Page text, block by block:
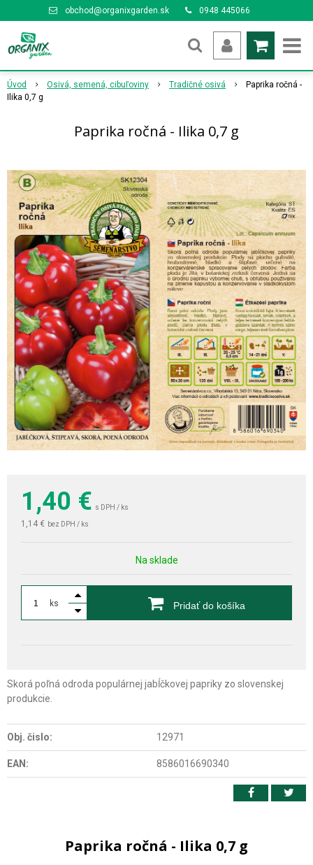
obchod@organixgarden.sk 0948 445066
Úvod Osivá, semená, cibuľoviny Tradičné osivá
Paprika ročná -
Ilika 0,7 g
Paprika ročná - Ilika 0,7 g
1,40 € s DPH / ks
1,14 € bez DPH / ks
Na sklade
ks Pridať do košíka
Skorá poľná odroda populárnej jabĺčkovej papriky zo slovenskej
produkcie.
Obj. čislo: 12971
EAN: 8586016690340
Paprika ročná - Ilika 0,7 g